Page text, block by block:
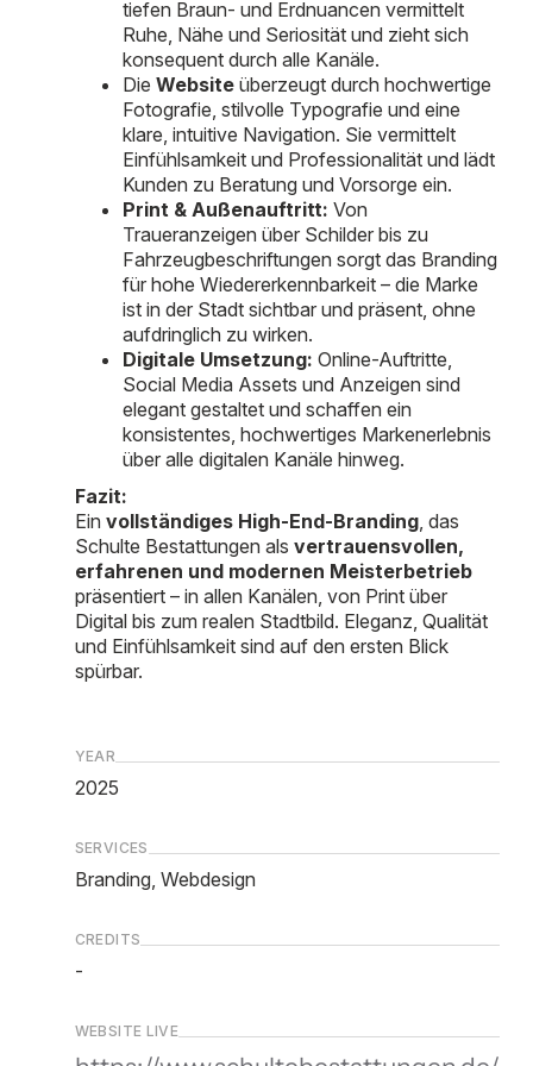
tiefen Braun- und Erdnuancen vermittelt
Ruhe, Nähe und Seriosität und zieht sich
konsequent durch alle Kanäle.
Die Websiteüberzeugt durch hochwertige
Fotografie, stilvolle Typografie und eine
klare, intuitive Navigation. Sie vermittelt
Einfühlsamkeit und Professionalität und lädt
Kunden zu Beratung und Vorsorge ein.
Print & Außenauftritt: Von
Traueranzeigen über Schilder bis zu
Fahrzeugbeschriftungen sorgt das Branding
für hohe Wiedererkennbarkeit – die Marke
ist in der Stadt sichtbar und präsent, ohne
aufdringlich zu wirken.
Digitale Umsetzung: Online-Auftritte,
Social Media Assets und Anzeigen sind
elegant gestaltet und schaffen ein
konsistentes, hochwertiges Markenerlebnis
über alle digitalen Kanäle hinweg.
Fazit:
Ein vollständiges High-End-Branding, das
Schulte Bestattungen als vertrauensvollen,
erfahrenen und modernen Meisterbetrieb
präsentiert – in allen Kanälen, von Print über
Digital bis zum realen Stadtbild. Eleganz, Qualität
und Einfühlsamkeit sind auf den ersten Blick
spürbar.
YEAR
2025
SERVICES
Branding, Webdesign
CREDITS
-
WEBSITE LIVE